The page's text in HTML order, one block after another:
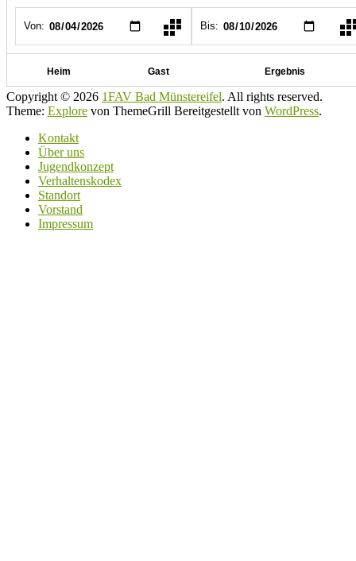
Copyright © 2026 1FAV Bad Münstereifel. All rights reserved.
Theme: Explore von ThemeGrill Bereitgestellt von WordPress.
Kontakt
Über uns
Jugendkonzept
Verhaltenskodex
Standort
Vorstand
Impressum